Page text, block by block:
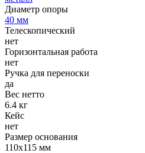
Диаметр опоры
40 мм
Телескопический
нет
Горизонтальная работа
нет
Ручка для переноски
да
Вес нетто
6.4 кг
Кейс
нет
Размер основания
110х115 мм